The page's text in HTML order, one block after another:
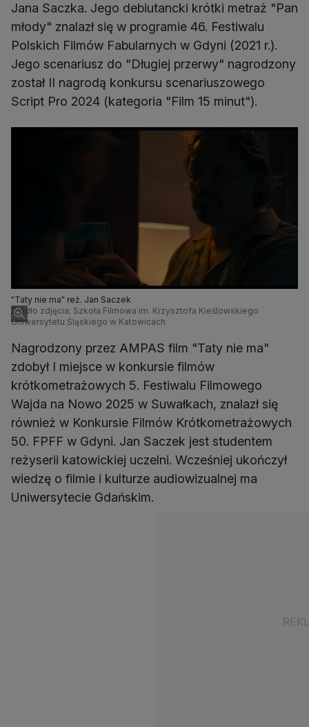
Jana Saczka. Jego debiutancki krótki metraż "Pan
młody" znalazł się w programie 46. Festiwalu
Polskich Filmów Fabularnych w Gdyni (2021 r.).
Jego scenariusz do "Długiej przerwy" nagrodzony
został II nagrodą konkursu scenariuszowego
Script Pro 2024 (kategoria "Film 15 minut").
"Taty nie ma" reż. Jan Saczek
Źródło zdjęcia: Szkoła Filmowa im. Krzysztofa Kieślowskiego
Uniwersytetu Śląskiego w Katowicach
Nagrodzony przez AMPAS film "Taty nie ma"
zdobył I miejsce w konkursie filmów
krótkometrażowych 5. Festiwalu Filmowego
Wajda na Nowo 2025 w Suwałkach, znalazł się
również w Konkursie Filmów Krótkometrażowych
50. FPFF w Gdyni. Jan Saczek jest studentem
reżyserii katowickiej uczelni. Wcześniej ukończył
wiedzę o filmie i kulturze audiowizualnej ma
Uniwersytecie Gdańskim.